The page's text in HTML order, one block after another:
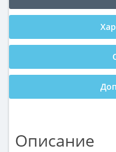
Описание